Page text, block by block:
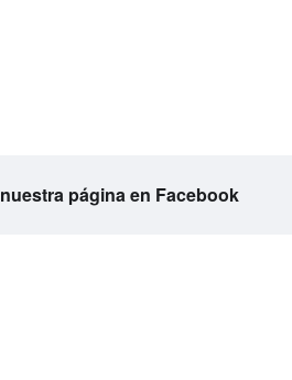
nuestra página en Facebook